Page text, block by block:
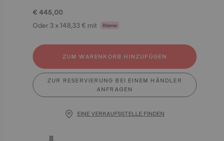
€ 445,00
Oder 3 x 148,33 € mit
ZUM WARENKORB HINZUFÜGEN
ZUR RESERVIERUNG BEI EINEM HÄNDLER
ANFRAGEN
EINE VERKAUFSSTELLE FINDEN